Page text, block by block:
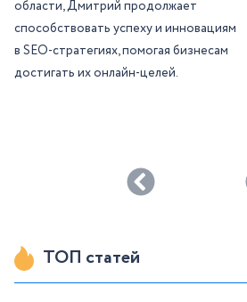
области, Дмитрий продолжает
способствовать успеху и инновациям
в SEO-стратегиях, помогая бизнесам
достигать их онлайн-целей.
ТОП статей